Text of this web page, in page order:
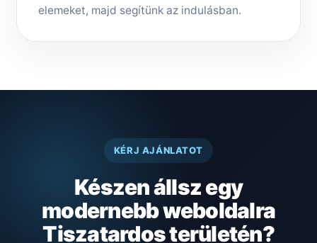
elemeket, majd segítünk az indulásban.
KÉRJ AJÁNLATOT
Készen állsz egy
modernebb weboldalra
Tiszatar­dos területén?